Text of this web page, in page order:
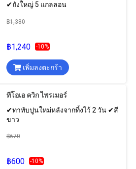
✔ถังใหญ่ 5 แกลลอน
฿1,380
฿1,240 -10%
เพิ่มลงตะกร้า
ทีโอเอ ควิก ไพรเมอร์
✔ทาทับปูนใหม่หลังจากทิ้งไว้ 2 วัน ✔สี
ขาว
฿670
฿600 -10%